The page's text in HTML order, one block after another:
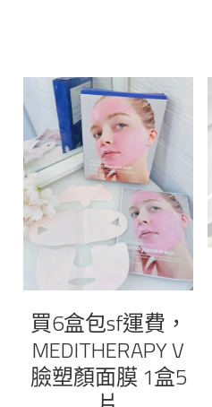
買6盒包sf運費，
MEDITHERAPY V
臉塑顏面膜 1盒5